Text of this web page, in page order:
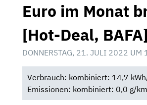
Euro im Monat
[Hot-Deal, BAFA]
DONNERSTAG, 21. JULI 2022 UM
Verbrauch: kombiniert: 14,7
Emissionen: kombiniert: 0,0 g/